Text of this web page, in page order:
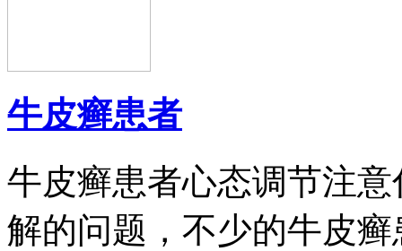
牛皮癣患者
牛皮癣患者心态调节注
解的问题，不少的牛皮癣